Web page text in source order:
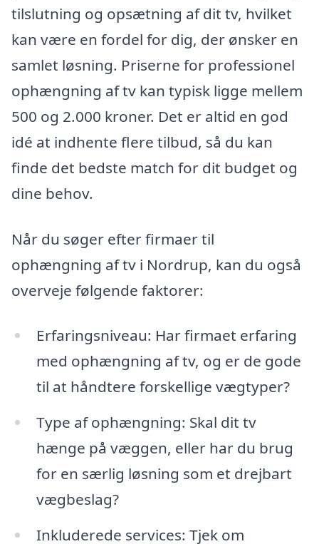
tilslutning og opsætning af dit tv, hvilket
kan være en fordel for dig, der ønsker en
samlet løsning. Priserne for professionel
ophængning af tv kan typisk ligge mellem
500 og 2.000 kroner. Det er altid en god
idé at indhente flere tilbud, så du kan
finde det bedste match for dit budget og
dine behov.
Når du søger efter firmaer til
ophængning af tv i Nordrup, kan du også
overveje følgende faktorer:
Erfaringsniveau: Har firmaet erfaring
med ophængning af tv, og er de gode
til at håndtere forskellige vægtyper?
Type af ophængning: Skal dit tv
hænge på væggen, eller har du brug
for en særlig løsning som et drejbart
vægbeslag?
Inkluderede services: Tjek om